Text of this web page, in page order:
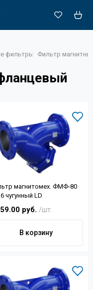
74
фильтры Фильтр
магнитомех. ФМФ-80
чугунный LD
руб. /шт.
В корзину